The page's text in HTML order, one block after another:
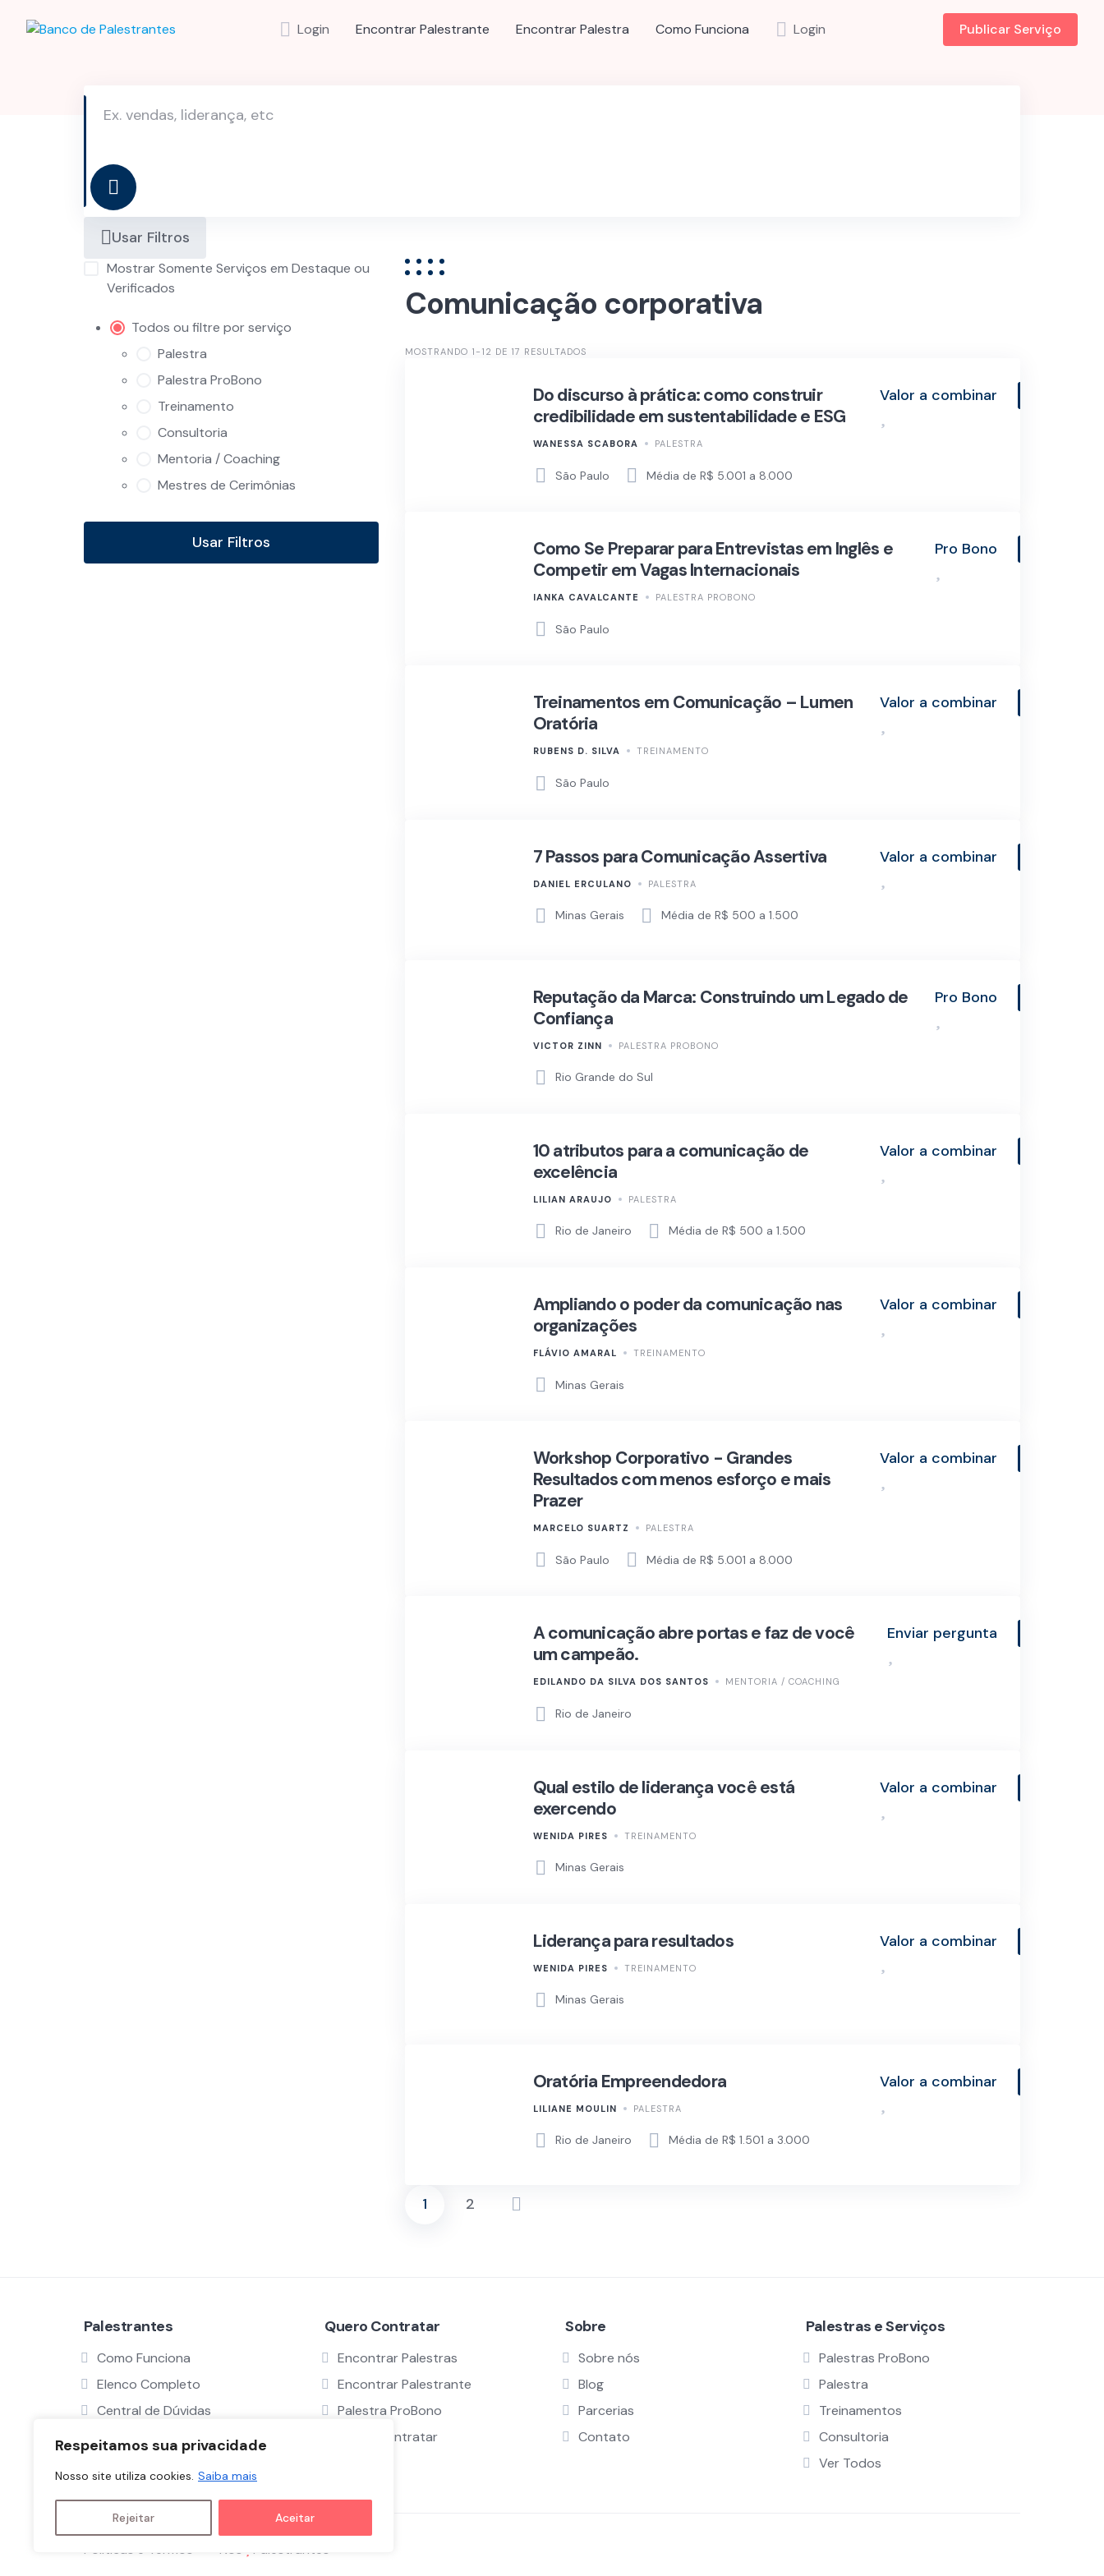
Respeitamos sua privacidade
Nosso site utiliza cookies. Saiba mais
Rejeitar Aceitar
Login Encontrar Palestrante Encontrar Palestra Como Funciona Login Publicar Serviço
Usar Filtros
Mostrar Somente Serviços em Destaque ou
Verificados
Todos ou filtre por serviço
Palestra
Palestra ProBono
Treinamento
Consultoria
Mentoria / Coaching
Mestres de Cerimônias
Usar Filtros
Comunicação corporativa
MOSTRANDO 1-12 DE 17 RESULTADOS
Do discurso à prática: como construir
credibilidade em sustentabilidade e ESG
WANESSA SCABORA PALESTRA
São Paulo Média de R$ 5.001 a 8.000
Valor a combinar
Como Se Preparar para Entrevistas em Inglês e
Competir em Vagas Internacionais
IANKA CAVALCANTE PALESTRA PROBONO
São Paulo
Pro Bono
Treinamentos em Comunicação – Lumen
Oratória
RUBENS D. SILVA TREINAMENTO
São Paulo
Valor a combinar
7 Passos para Comunicação Assertiva
DANIEL ERCULANO PALESTRA
Minas Gerais Média de R$ 500 a 1.500
Valor a combinar
Reputação da Marca: Construindo um Legado de
Confiança
VICTOR ZINN PALESTRA PROBONO
Rio Grande do Sul
Pro Bono
10 atributos para a comunicação de
excelência
LILIAN ARAUJO PALESTRA
Rio de Janeiro Média de R$ 500 a 1.500
Valor a combinar
Ampliando o poder da comunicação nas
organizações
FLÁVIO AMARAL TREINAMENTO
Minas Gerais
Valor a combinar
Workshop Corporativo - Grandes
Resultados com menos esforço e mais
Prazer
MARCELO SUARTZ PALESTRA
São Paulo Média de R$ 5.001 a 8.000
Valor a combinar
A comunicação abre portas e faz de você
um campeão.
EDILANDO DA SILVA DOS SANTOS MENTORIA / COACHING
Rio de Janeiro
Enviar pergunta
Qual estilo de liderança você está
exercendo
WENIDA PIRES TREINAMENTO
Minas Gerais
Valor a combinar
Liderança para resultados
WENIDA PIRES TREINAMENTO
Minas Gerais
Valor a combinar
Oratória Empreendedora
LILIANE MOULIN PALESTRA
Rio de Janeiro Média de R$ 1.501 a 3.000
Valor a combinar
Paginação
1 2
Palestrantes
Como Funciona
Elenco Completo
Central de Dúvidas
Serviço ProBono
Quero Contratar
Encontrar Palestras
Encontrar Palestrante
Palestra ProBono
Como Contratar
Sobre
Sobre nós
Blog
Parcerias
Contato
Palestras e Serviços
Palestras ProBono
Palestra
Treinamentos
Consultoria
Ver Todos
Políticas e Termos Nós Palestrantes